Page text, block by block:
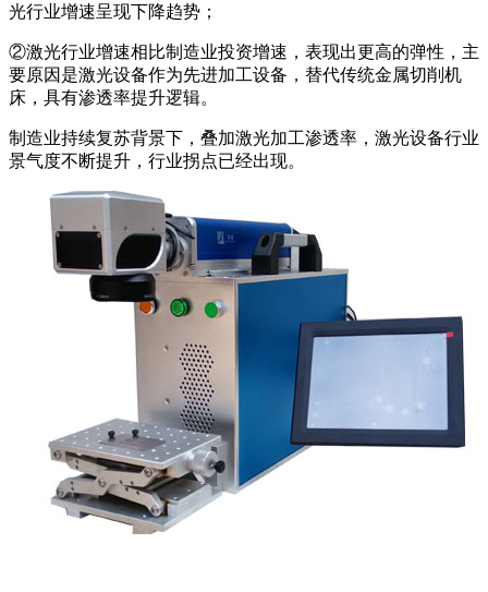
光行业增速呈现下降趋势；
②激光行业增速相比制造业投资增速，表现出更高的弹性，主
要原因是激光设备作为先进加工设备，替代传统金属切削机
床，具有渗透率提升逻辑。
制造业持续复苏背景下，叠加激光加工渗透率，激光设备行业
景气度不断提升，行业拐点已经出现。